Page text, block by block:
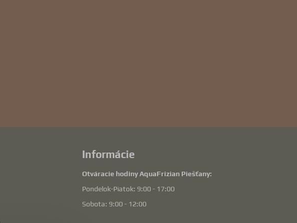
Informácie
Otváracie hodiny AquaFrizian Piešťany:
Pondelok-Piatok: 9:00 - 17:00
Sobota: 9:00 - 12:00